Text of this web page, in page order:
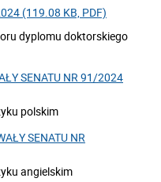
(119.08 KB, PDF)
dyplomu doktorskiego
SENATU NR 91/2024
polskim
SENATU NR
angielskim